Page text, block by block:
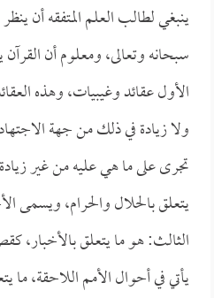
ينبغي لطالب العلم المتفقه أن
سبحانه وتعالى، ومعلوم أن
الأول عقائد وغيبيات، وهذه
ولا زيادة في ذلك من جهة
تجرى على ما هي عليه من غير
يتعلق بالحلال والحرام، ويسمى
الثالث: هو ما يتعلق بالأخبار،
يأتي في أحوال الأمم اللاحقة، ما